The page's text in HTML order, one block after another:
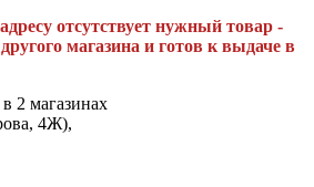
отсутствует нужный товар -
магазина и готов к выдаче в
2 магазинах
4Ж),